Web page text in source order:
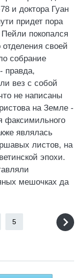
и доктора Гуан
придет пора
покопался
своей
собрание
правда,
вез с собой
не написаны
на Земле -
факсимильного
являлась
листов, на
эпохи.
мешочках да
5